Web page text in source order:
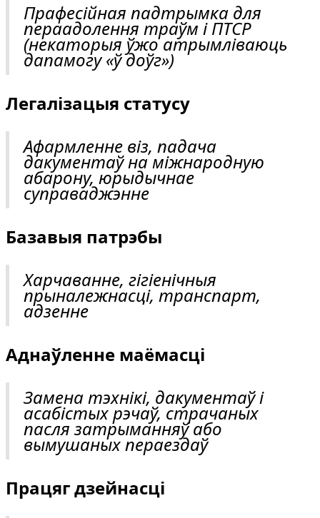
Прафесійная падтрымка для
пераадолення траўм і ПТСР
(некаторыя ўжо атрымліваюць
дапамогу «ў доўг»)
Легалізацыя статусу
Афармленне віз, падача
дакументаў на міжнародную
абарону, юрыдычнае
суправаджэнне
Базавыя патрэбы
Харчаванне, гігіенічныя
прыналежнасці, транспарт,
адзенне
Аднаўленне маёмасці
Замена тэхнікі, дакументаў і
асабістых рэчаў, страчаных
пасля затрыманняў або
вымушаных пераездаў
Працяг дзейнасці